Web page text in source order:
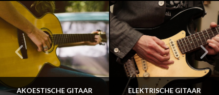
AKOESTISCHE GITAAR ELEKTRISCHE GITAAR